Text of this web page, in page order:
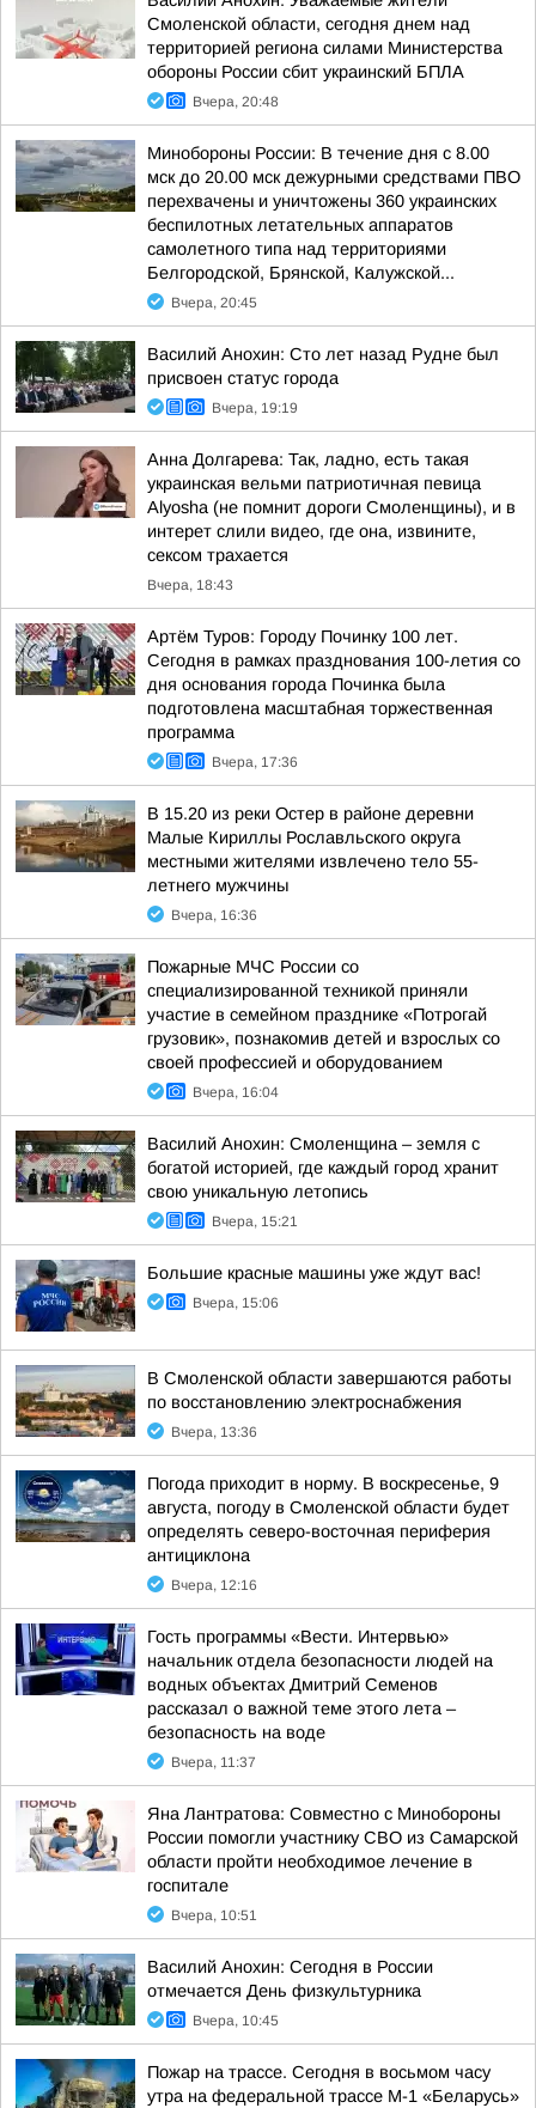
Смоленской области, сегодня днем над
территорией региона силами Министерства
обороны России сбит украинский БПЛА
Вчера, 20:48
Минобороны России: В течение дня с 8.00
мск до 20.00 мск дежурными средствами ПВО
перехвачены и уничтожены 360 украинских
беспилотных летательных аппаратов
самолетного типа над территориями
Белгородской, Брянской, Калужской...
Вчера, 20:45
Василий Анохин: Сто лет назад Рудне был
присвоен статус города
Вчера, 19:19
Анна Долгарева: Так, ладно, есть такая
украинская вельми патриотичная певица
Alyosha (не помнит дороги Смоленщины), и в
интерет слили видео, где она, извините,
сексом трахается
Вчера, 18:43
Артём Туров: Городу Починку 100 лет.
Сегодня в рамках празднования 100-летия со
дня основания города Починка была
подготовлена масштабная торжественная
программа
Вчера, 17:36
В 15.20 из реки Остер в районе деревни
Малые Кириллы Рославльского округа
местными жителями извлечено тело 55-
летнего мужчины
Вчера, 16:36
Пожарные МЧС России со
специализированной техникой приняли
участие в семейном празднике «Потрогай
грузовик», познакомив детей и взрослых со
своей профессией и оборудованием
Вчера, 16:04
Василий Анохин: Смоленщина – земля с
богатой историей, где каждый город хранит
свою уникальную летопись
Вчера, 15:21
Большие красные машины уже ждут вас!
Вчера, 15:06
В Смоленской области завершаются работы
по восстановлению электроснабжения
Вчера, 13:36
Погода приходит в норму. В воскресенье, 9
августа, погоду в Смоленской области будет
определять северо-восточная периферия
антициклона
Вчера, 12:16
Гость программы «Вести. Интервью»
начальник отдела безопасности людей на
водных объектах Дмитрий Семенов
рассказал о важной теме этого лета –
безопасность на воде
Вчера, 11:37
Яна Лантратова: Совместно с Минобороны
России помогли участнику СВО из Самарской
области пройти необходимое лечение в
госпитале
Вчера, 10:51
Василий Анохин: Сегодня в России
отмечается День физкультурника
Вчера, 10:45
Пожар на трассе. Сегодня в восьмом часу
утра на федеральной трассе М-1 «Беларусь»